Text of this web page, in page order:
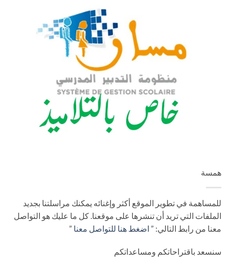
همسة
للمساهمة في تطوير الموقع أكثر وإغنائه يمكنك مراسلتنا بجديد
الملفات التي تريد أن تنشرها على موقعنا. كل ما عليك هو التواصل
معنا من رابط التالي: ” اضغط هنا للتواصل معنا ”
سنسعد باقتراحاتكم ومساعداتكم